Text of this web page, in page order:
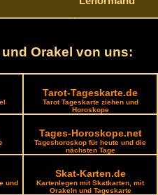
Orakel von uns:
Tarot-Tageskarte.de
Tarot Tageskarte ziehen und
Horoskope
Tages-Horoskope.net
Tageshoroskop für heute und die
nächsten Tage
und
Skat-Karten.de
Kartenlegen mit Skatkarten, mit
Orakeln und Tageskarte